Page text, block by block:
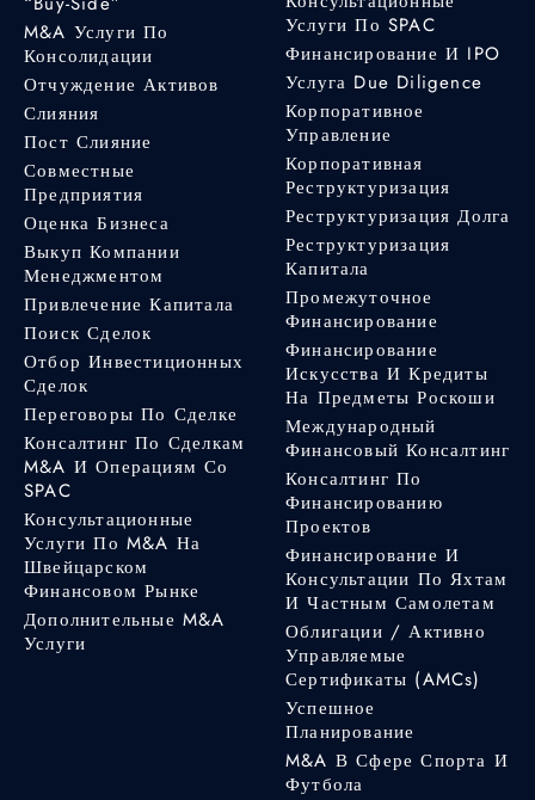
M&A Услуги По
Консолидации
Отчуждение Активов
Слияния
Пост Слияние
Совместные
Предприятия
Оценка Бизнеса
Выкуп Компании
Менеджментом
Привлечение Капитала
Поиск Сделок
Отбор Инвестиционных
Сделок
Переговоры По Сделке
Консалтинг По Сделкам
M&A И Операциям Со
SPAC
Консультационные
Услуги По M&A На
Швейцарском
Финансовом Рынке
Дополнительные M&A
Услуги
Услуги По SPAC
Финансирование И IPO
Услуга Due Diligence
Корпоративное
Управление
Корпоративная
Реструктуризация
Реструктуризация Долга
Реструктуризация
Капитала
Промежуточное
Финансирование
Финансирование
Искусства И Кредиты
На Предметы Роскоши
Международный
Финансовый Консалтинг
Консалтинг По
Финансированию
Проектов
Финансирование И
Консультации По Яхтам
И Частным Самолетам
Облигации / Активно
Управляемые
Сертификаты (AMCs)
Успешное
Планирование
M&A В Сфере Спорта И
Футбола